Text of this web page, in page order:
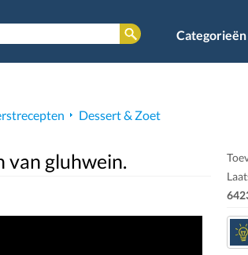
Categorieën
Dessert & Zoet
van gluhwein.